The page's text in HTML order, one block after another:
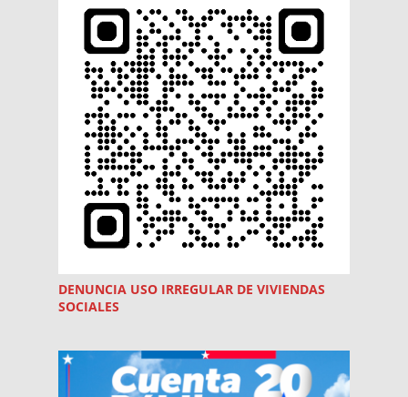
DENUNCIA USO IRREGULAR DE VIVIENDAS
SOCIALES